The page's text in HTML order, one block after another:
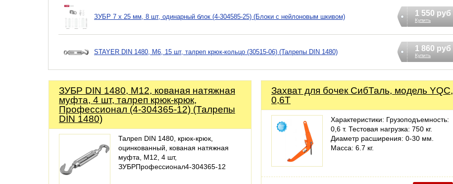
ЗУБР 7 x 25 мм, 8 шт, одинарный блок (4-304585-25) (Блоки с нейлоновым шкивом) 1 550 руб
Купить
STAYER DIN 1480, М6, 15 шт, талреп крюк-кольцо (30515-06) (Талрепы DIN 1480) 1 860 руб
Купить
ЗУБР DIN 1480, М12, кованая натяжная
муфта, 4 шт, талреп крюк-крюк,
Профессионал (4-304365-12) (Талрепы
DIN 1480)
Талреп DIN 1480, крюк-крюк,
оцинкованный, кованая натяжная
муфта, М12, 4 шт,
ЗУБРПрофессионал4-304365-12
Захват для бочек СибТаль, модель YQC,
0,6Т
Характеристики: Грузоподъемность:
0,6 т. Тестовая нагрузка: 750 кг.
Диаметр расширения: 0-30 мм.
Масса: 6.7 кг.